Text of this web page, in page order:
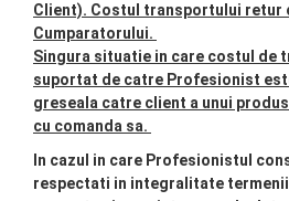
Client). Costul transportului retur
Cumparatorului.
Singura situatie in care costul de
suportat de catre Profesionist
greseala catre client a unui
cu comanda sa.
In cazul in care Profesionistul
respectati in integralitate